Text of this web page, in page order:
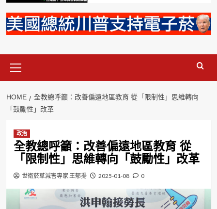
Menu
HOME
全教總呼籲：改善偏遠地區教育 從「限制性」思維轉向
「鼓勵性」改革
政治
全教總呼籲：改善偏遠地區教育 從
「限制性」思維轉向「鼓勵性」改革
世衛菸草減害專家 王郁揚 2025-01-08 0